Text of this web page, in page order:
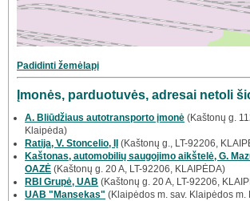
Padidinti žemėlapį
Įmonės, parduotuvės, adresai netoli
A. Bliūdžiaus autotransporto įmonė (Kaštonų g.
Klaipėda)
Ratija, V. Stoncelio, IĮ
(Kaštonų g., LT-92206,
Kaštonas, automobilių saugojimo aikštelė, G.
OAZĖ (Kaštonų g. 20 A, LT-92206, KLAIPĖDA)
RBI Grupė, UAB (Kaštonų g. 20 A, LT-92206,
UAB "Mansekas" (Klaipėdos m. sav. Klaipėdos m.